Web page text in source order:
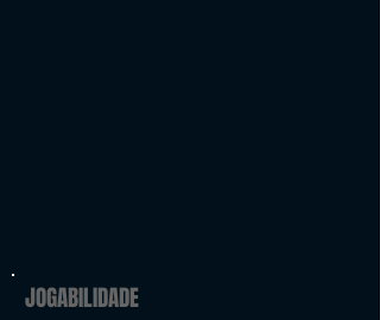
JOGABILIDADE